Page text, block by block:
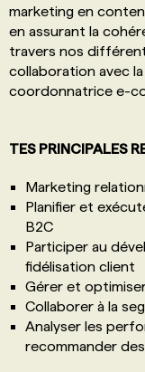
marketing en
en assurant la
travers nos
collaboration avec
coordonnatrice e-
TES PRINCIPALES
Marketing
Planifier et
B2C
Participer au
fidélisation client
Gérer et
Collaborer à la
Analyser les
recommander